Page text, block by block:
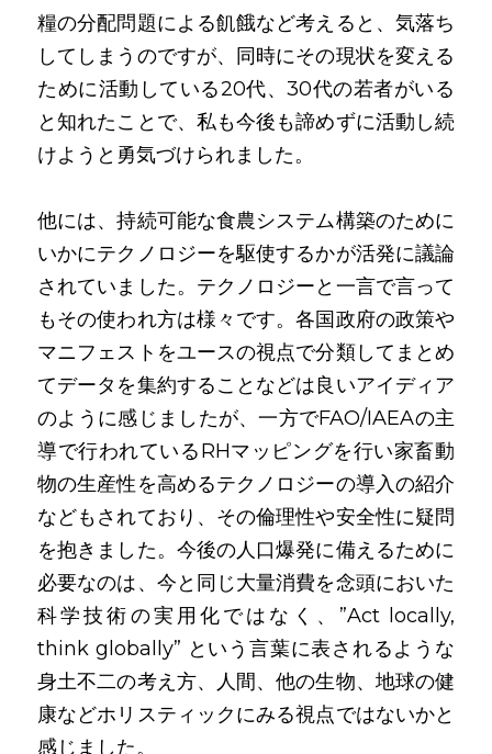
糧の分配問題による飢餓など考えると、気落ち
してしまうのですが、同時にその現状を変える
ために活動している20代、30代の若者がいる
と知れたことで、私も今後も諦めずに活動し続
けようと勇気づけられました。
他には、持続可能な食農システム構築のために
いかにテクノロジーを駆使するかが活発に議論
されていました。テクノロジーと一言で言って
もその使われ方は様々です。各国政府の政策や
マニフェストをユースの視点で分類してまとめ
てデータを集約することなどは良いアイディア
のように感じましたが、一方でFAO/IAEAの主
導で行われているRHマッピングを行い家畜動
物の生産性を高めるテクノロジーの導入の紹介
などもされており、その倫理性や安全性に疑問
を抱きました。今後の人口爆発に備えるために
必要なのは、今と同じ大量消費を念頭においた
科学技術の実用化ではなく、”Act locally,
think globally” という言葉に表されるような
身土不二の考え方、人間、他の生物、地球の健
康などホリスティックにみる視点ではないかと
感じました。